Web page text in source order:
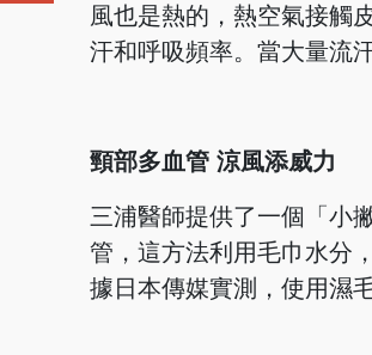
風也是熱的，熱空氣接觸
汗和呼吸頻率。當大量流
頸部多血管 涼風添威力
三浦醫師提供了一個「小
管，這方法利用毛巾水分
據日本傳媒實測，使用濕